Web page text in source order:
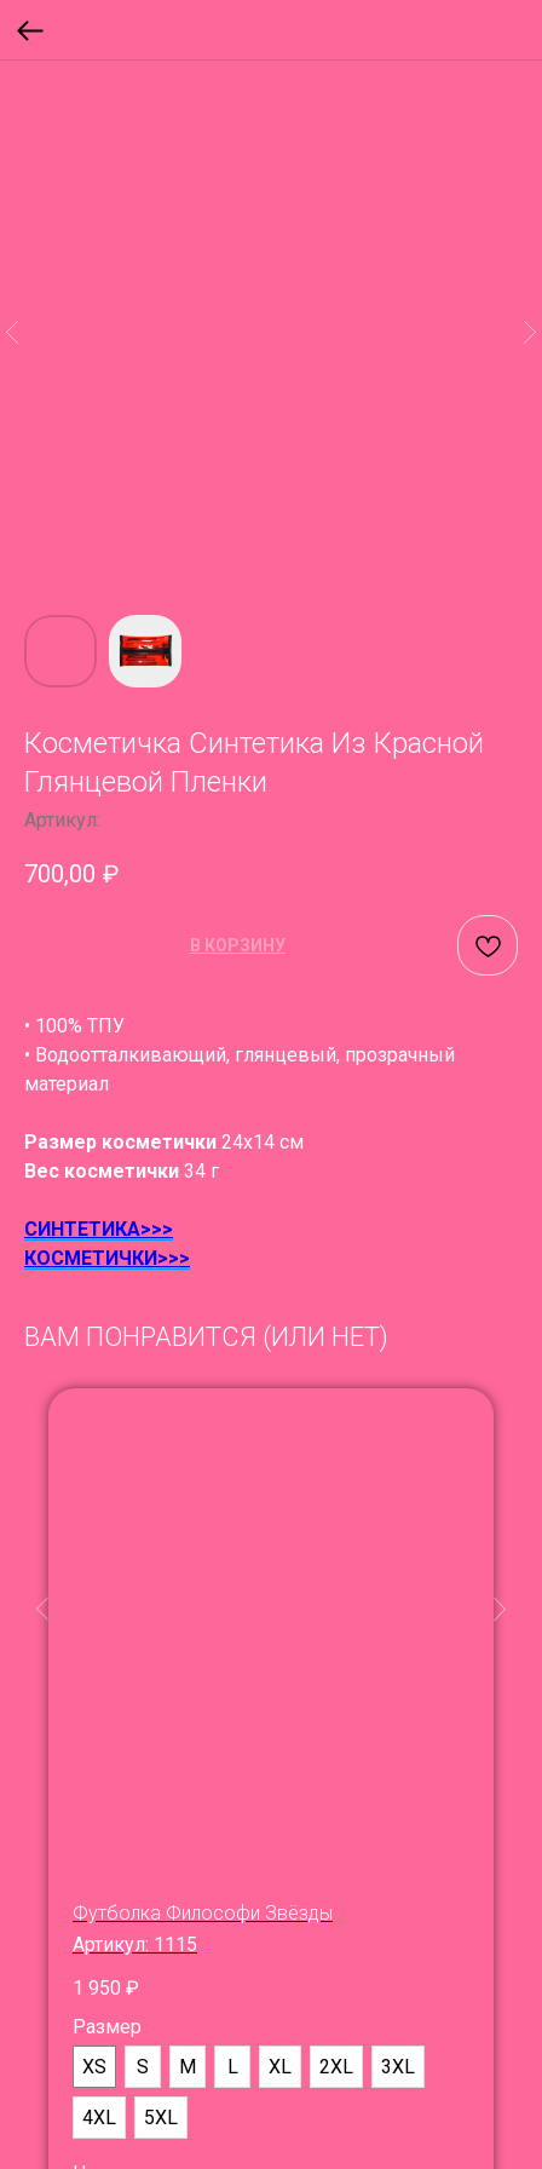
Косметичка Синтетика Из Красной
Глянцевой Пленки
Артикул:
700,00 ₽
В КОРЗИНУ
• 100% ТПУ
• Водоотталкивающий, глянцевый, прозрачный
материал
Размер косметички 24х14 см
Вес косметички 34 г
СИНТЕТИКА>>>
КОСМЕТИЧКИ>>>
ВАМ ПОНРАВИТСЯ (ИЛИ НЕТ)
Футболка Философи Звёзды
Артикул: 1115
1 950 ₽
Размер
XS
S M L XL 2XL 3XL
4XL 5XL